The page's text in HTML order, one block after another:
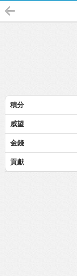
積分
威望
金錢
貢獻